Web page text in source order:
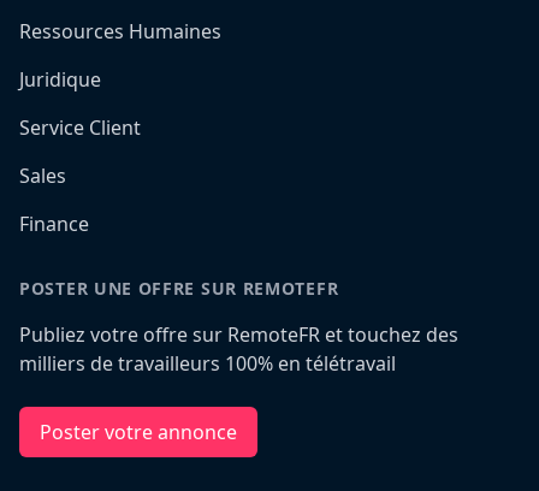
Ressources Humaines
Juridique
Service Client
Sales
Finance
POSTER UNE OFFRE SUR REMOTEFR
Publiez votre offre sur RemoteFR et touchez des
milliers de travailleurs 100% en télétravail
Poster votre annonce